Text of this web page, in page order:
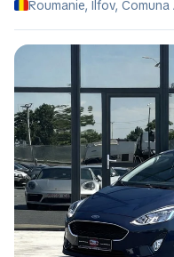
Roumanie, Ilfov,